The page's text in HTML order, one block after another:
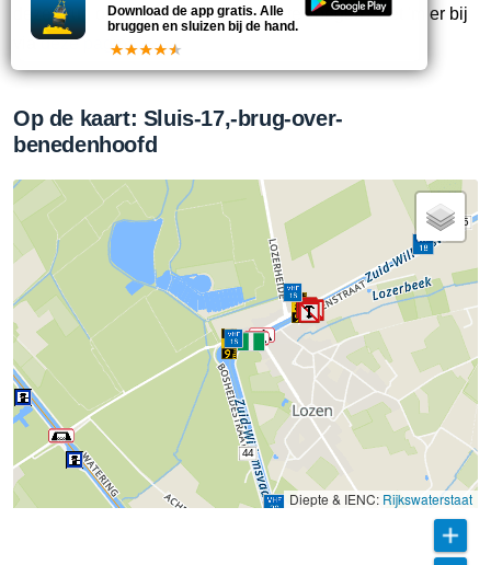
deze brug om aan deze pagina toe te voegen? Zet 'm er bij
viadeze pagina
Op de kaart: Sluis-17,-brug-over-
benedenhoofd
44
45
Diepte & IENC: Rijkswaterstaat
Download de app gratis. Alle
bruggen en sluizen bij de hand.